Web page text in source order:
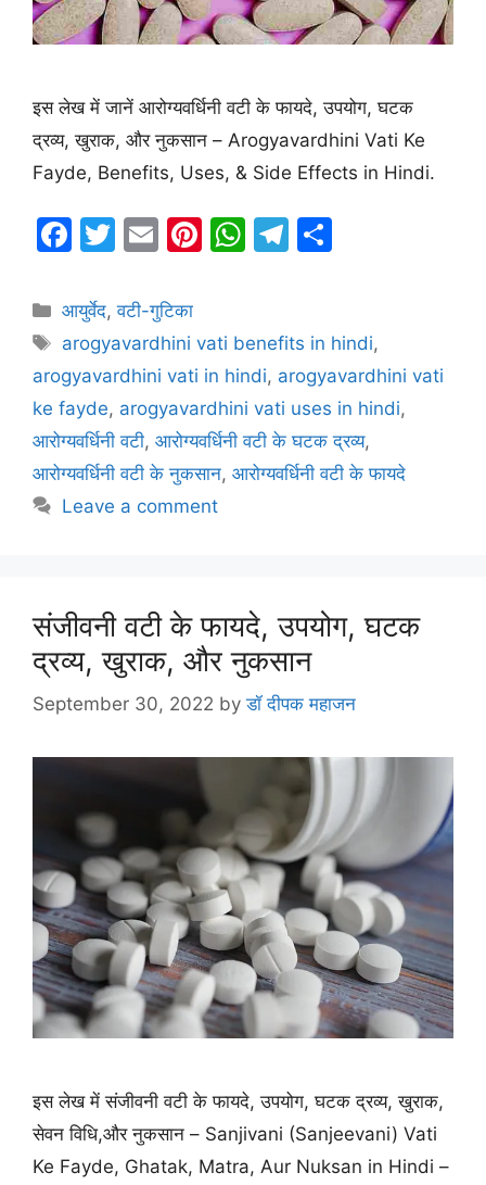
इस लेख में जानें आरोग्यवर्धिनी वटी के फायदे, उपयोग, घटक
द्रव्य, खुराक, और नुकसान – Arogyavardhini Vati Ke
Fayde, Benefits, Uses, & Side Effects in Hindi.
F
c
e
b
o
o
k
T
itt
er
E
ai
l
Pi
e
st
W
s
A
p
p
T
gr
a
m
e
Categories
आयुर्वेद,वटी-गुटिका
Tags
arogyavardhini vati benefits in hindi,
arogyavardhini vati in hindi, arogyavardhini vati
ke fayde, arogyavardhini vati uses in hindi,
आरोग्यवर्धिनी वटी, आरोग्यवर्धिनी वटी के घटक द्रव्य,
आरोग्यवर्धिनी वटी के नुकसान, आरोग्यवर्धिनी वटी के फायदे
Leave a comment
संजीवनी वटी के फायदे, उपयोग, घटक
द्रव्य, खुराक, और नुकसान
September 30, 2022 byडॉ दीपक महाजन
इस लेख में संजीवनी वटी के फायदे, उपयोग, घटक द्रव्य, खुराक,
सेवन विधि,और नुकसान – Sanjivani (Sanjeevani) Vati
Ke Fayde, Ghatak, Matra, Aur Nuksan in Hindi –